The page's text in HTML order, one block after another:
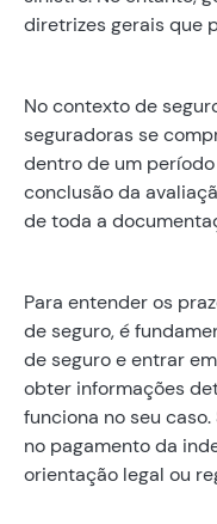
diretrizes gerais que
No contexto de
seguradoras se
dentro de um
conclusão da
de toda a
Para entender os
de seguro, é
de seguro e entrar
obter informações
funciona no seu
no pagamento da
orientação legal ou